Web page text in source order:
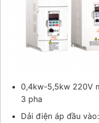
0,4kw-5,5kw 220V
3 pha
Dải điện áp đầu